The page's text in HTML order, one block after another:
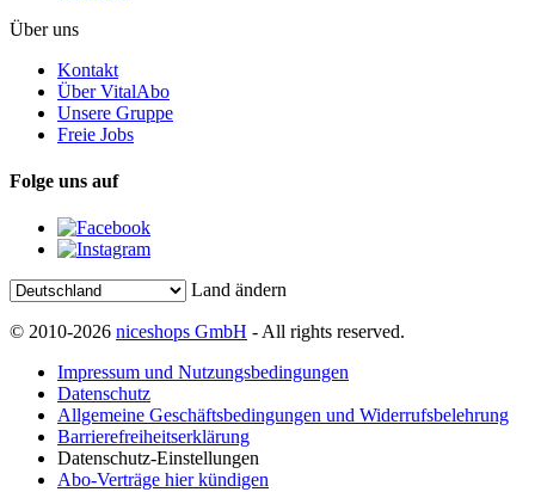
Über uns
Kontakt
Über VitalAbo
Unsere Gruppe
Freie Jobs
Folge uns auf
Land ändern
© 2010-2026 niceshops GmbH - All rights reserved.
Impressum und Nutzungsbedingungen
Datenschutz
Allgemeine Geschäftsbedingungen und Widerrufsbelehrung
Barrierefreiheitserklärung
Datenschutz-Einstellungen
Abo-Verträge hier kündigen